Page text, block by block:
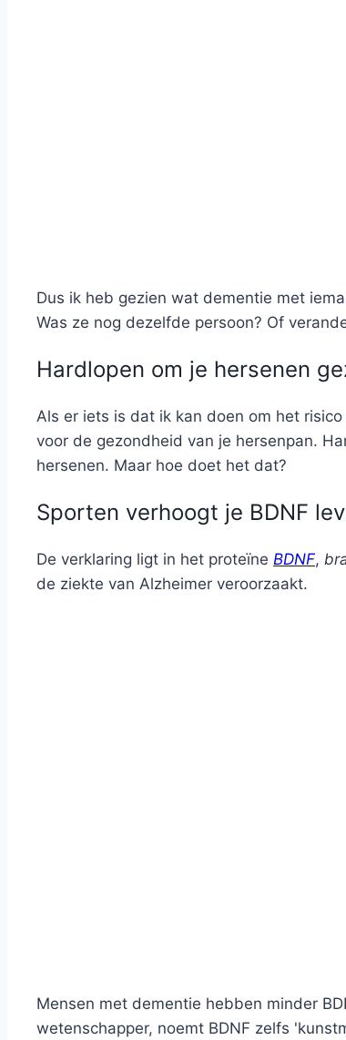
Dus ik heb gezien wat dementie met
Was ze nog dezelfde persoon? Of
Hardlopen om je hersenen
Als er iets is dat ik kan doen om het
voor de gezondheid van je hersenpan.
hersenen. Maar hoe doet het dat?
Sporten verhoogt je BDNF
De verklaring ligt in het proteïne BDNF,
de ziekte van Alzheimer veroorzaakt.
Mensen met dementie hebben minder
wetenschapper, noemt BDNF zelfs